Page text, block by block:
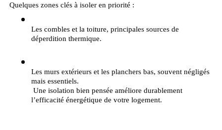
Quelques zones clés à isoler en priorité :
Les combles et la toiture, principales sources de
déperdition thermique.
Les murs extérieurs et les planchers bas, souvent négligés
mais essentiels.
l’efficacité énergétique de votre logement.